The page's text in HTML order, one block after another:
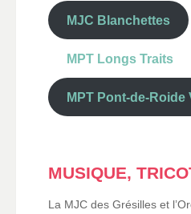
MJC Blanchettes
MPT Longs Traits
MPT Pont-de-Roide
MUSIQUE,
La MJC des Grésilles et